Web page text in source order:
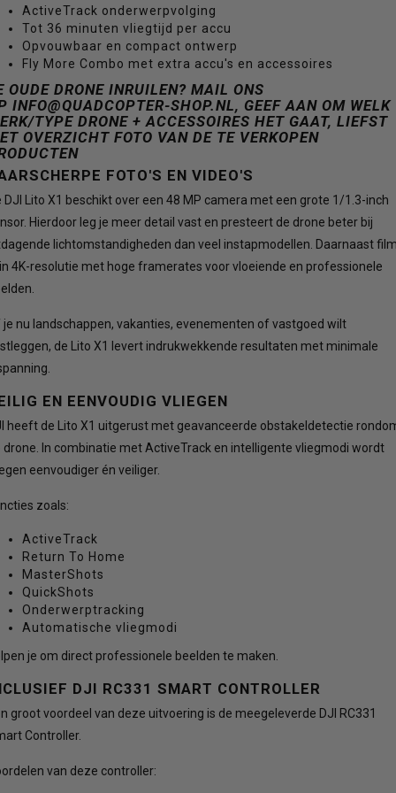
ActiveTrack onderwerpvolging
Tot 36 minuten vliegtijd per accu
Opvouwbaar en compact ontwerp
Fly More Combo met extra accu's en accessoires
OUDE DRONE INRUILEN? MAIL ONS
INFO@QUADCOPTER-SHOP.NL, GEEF AAN OM WELK
TYPE DRONE + ACCESSOIRES HET GAAT, LIEFST
OVERZICHT FOTO VAN DE TE VERKOPEN
FOTO'S EN VIDEO'S
DJI Lito X1 beschikt over een 48 MP camera met een grote 1/1.3-inch
Hierdoor leg je meer detail vast en presteert de drone beter bij
lichtomstandigheden dan veel instapmodellen. Daarnaast
4K-resolutie met hoge framerates voor vloeiende en professionele
je nu landschappen, vakanties, evenementen of vastgoed wilt
de Lito X1 levert indrukwekkende resultaten met minimale
EN EENVOUDIG VLIEGEN
heeft de Lito X1 uitgerust met geavanceerde obstakeldetectie
drone. In combinatie met ActiveTrack en intelligente vliegmodi wordt
eenvoudiger én veiliger.
zoals:
ActiveTrack
Return To Home
MasterShots
QuickShots
Onderwerptracking
Automatische vliegmodi
je om direct professionele beelden te maken.
DJI RC331 SMART CONTROLLER
groot voordeel van deze uitvoering is de meegeleverde DJI RC331
Controller.
van deze controller: